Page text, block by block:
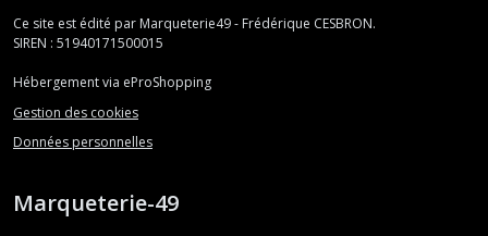
Ce site est édité par Marqueterie49 - Frédérique CESBRON.
SIREN : 51940171500015
Hébergement via eProShopping
Gestion des cookies
Données personnelles
Marqueterie-49